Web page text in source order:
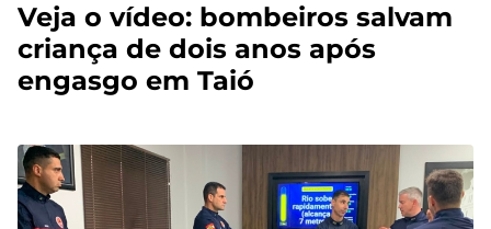
Veja o vídeo: bombeiros salvam
criança de dois anos após
engasgo em Taió